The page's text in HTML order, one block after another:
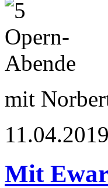
mit
Mit